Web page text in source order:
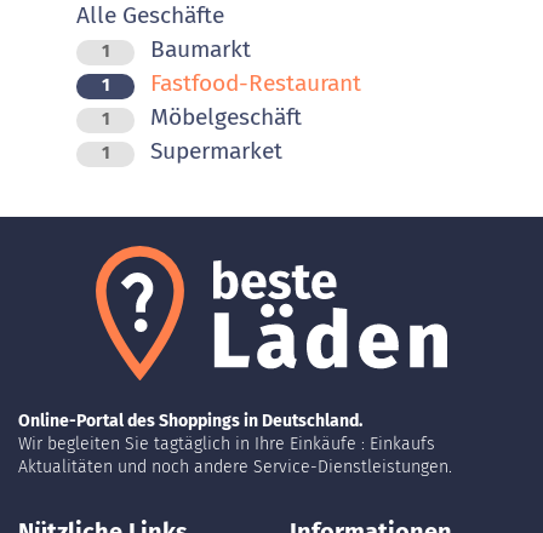
Alle Geschäfte
1 Baumarkt
1 Fastfood-Restaurant
1 Möbelgeschäft
1 Supermarket
Online-Portal des Shoppings in Deutschland.
Wir begleiten Sie tagtäglich in Ihre Einkäufe : Einkaufs
Aktualitäten und noch andere Service-Dienstleistungen.